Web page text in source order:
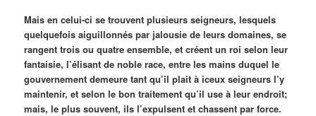
Mais en celui-ci se trouvent plusieurs seigneurs, lesquels
quelquefois aiguillonnés par jalousie de leurs domaines, se
rangent trois ou quatre ensemble, et créent un roi selon leur
fantaisie, l’élisant de noble race, entre les mains duquel le
gouvernement demeure tant qu’il plait à iceux seigneurs l’y
maintenir, et selon le bon traitement qu’il use à leur endroit;
mais, le plus souvent, ils l’expulsent et chassent par force.